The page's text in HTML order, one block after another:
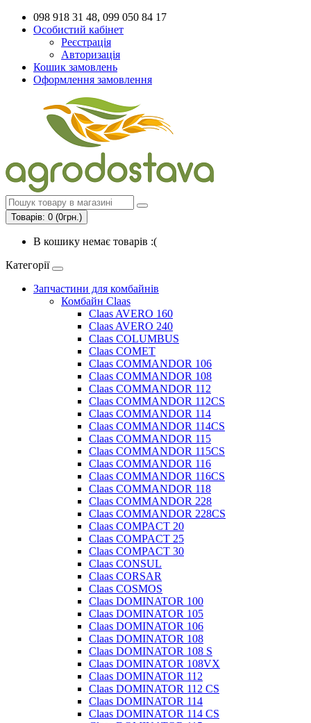
098 918 31 48, 099 050 84 17
Особистий кабінет
Реєстрація
Авторизація
Кошик замовлень
Оформлення замовлення
Товарів: 0 (0грн.)
В кошику немає товарів :(
Категорії
Запчастини для комбайнів
Комбайн Claas
Claas AVERO 160
Claas AVERO 240
Claas COLUMBUS
Claas COMET
Claas COMMANDOR 106
Claas COMMANDOR 108
Claas COMMANDOR 112
Claas COMMANDOR 112CS
Claas COMMANDOR 114
Claas COMMANDOR 114CS
Claas COMMANDOR 115
Claas COMMANDOR 115CS
Claas COMMANDOR 116
Claas COMMANDOR 116CS
Claas COMMANDOR 118
Claas COMMANDOR 228
Claas COMMANDOR 228CS
Claas COMPACT 20
Claas COMPACT 25
Claas COMPACT 30
Claas CONSUL
Claas CORSAR
Claas COSMOS
Claas DOMINATOR 100
Claas DOMINATOR 105
Claas DOMINATOR 106
Claas DOMINATOR 108
Claas DOMINATOR 108 S
Claas DOMINATOR 108VX
Claas DOMINATOR 112
Claas DOMINATOR 112 CS
Claas DOMINATOR 114
Claas DOMINATOR 114 CS